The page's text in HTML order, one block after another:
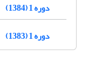
دوره 1 (1384)
دوره 1 (1383)